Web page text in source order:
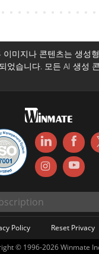
이미지나 콘텐츠는 생성
었습니다. 모든 AI 생성
Policy
Reset Privacy
© 1996-2026 Winmate